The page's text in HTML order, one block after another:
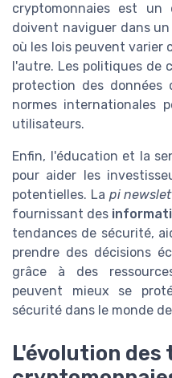
cryptomonnaies est un
doivent naviguer dans
où les lois peuvent varier
l'autre. Les politiques de
protection des données
normes internationales
utilisateurs.
Enfin, l'éducation et la
pour aider les
potentielles. La pi
fournissant des
tendances de sécurité,
prendre des décisions
grâce à des
peuvent mieux se
sécurité dans le monde
L'évolution des